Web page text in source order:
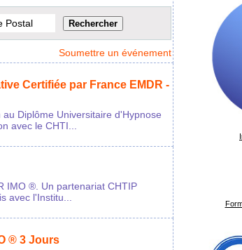
Soumettre un événement
Certifiée par France EMDR -
Diplôme Universitaire d'Hypnose
avec le CHTI...
IMO ®. Un partenariat CHTIP
avec l'Institu...
® 3 Jours